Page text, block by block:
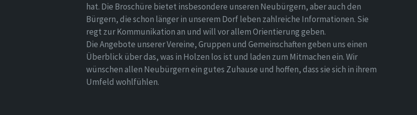
hat. Die Broschüre bietet insbesondere unseren Neubürgern, aber auch den
Bürgern, die schon länger in unserem Dorf leben zahlreiche Informationen. Sie
regt zur Kommunikation an und will vor allem Orientierung geben.
Die Angebote unserer Vereine, Gruppen und Gemeinschaften geben uns einen
Überblick über das, was in Holzen los ist und laden zum Mitmachen ein. Wir
wünschen allen Neubürgern ein gutes Zuhause und hoffen, dass sie sich in ihrem
Umfeld wohlfühlen.